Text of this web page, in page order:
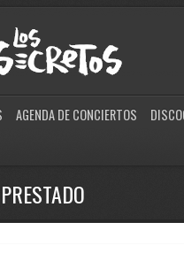
AGENDA DE CONCIERTOS